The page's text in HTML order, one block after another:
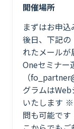
開催場所
まずはお申
後日、下記の
れたメール
Oneセミナー
（
グラムは
いたします
問も可能で